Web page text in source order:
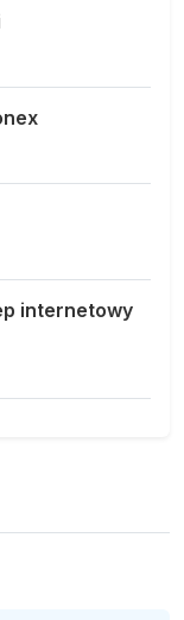
internetowy